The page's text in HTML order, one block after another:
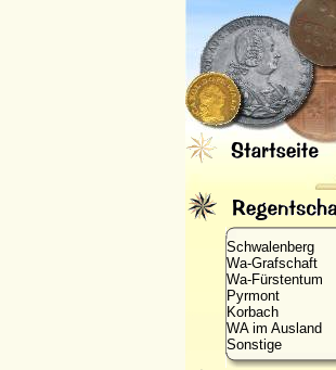
Schwalenberg
Wa-Grafschaft
Wa-Fürstentum
Pyrmont
Korbach
WA im Ausland
Sonstige